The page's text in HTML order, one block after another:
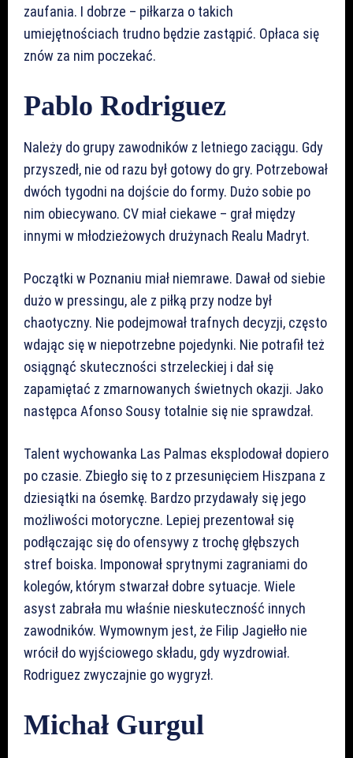
zaufania. I dobrze – piłkarza o takich
umiejętnościach trudno będzie zastąpić. Opłaca się
znów za nim poczekać.
Pablo Rodriguez
Należy do grupy zawodników z letniego zaciągu. Gdy
przyszedł, nie od razu był gotowy do gry. Potrzebował
dwóch tygodni na dojście do formy. Dużo sobie po
nim obiecywano. CV miał ciekawe – grał między
innymi w młodzieżowych drużynach Realu Madryt.
Początki w Poznaniu miał niemrawe. Dawał od siebie
dużo w pressingu, ale z piłką przy nodze był
chaotyczny. Nie podejmował trafnych decyzji, często
wdając się w niepotrzebne pojedynki. Nie potrafił też
osiągnąć skuteczności strzeleckiej i dał się
zapamiętać z zmarnowanych świetnych okazji. Jako
następca Afonso Sousy totalnie się nie sprawdzał.
Talent wychowanka Las Palmas eksplodował dopiero
po czasie. Zbiegło się to z przesunięciem Hiszpana z
dziesiątki na ósemkę. Bardzo przydawały się jego
możliwości motoryczne. Lepiej prezentował się
podłączając się do ofensywy z trochę głębszych
stref boiska. Imponował sprytnymi zagraniami do
kolegów, którym stwarzał dobre sytuacje. Wiele
asyst zabrała mu właśnie nieskuteczność innych
zawodników. Wymownym jest, że Filip Jagiełło nie
wrócił do wyjściowego składu, gdy wyzdrowiał.
Rodriguez zwyczajnie go wygryzł.
Michał Gurgul